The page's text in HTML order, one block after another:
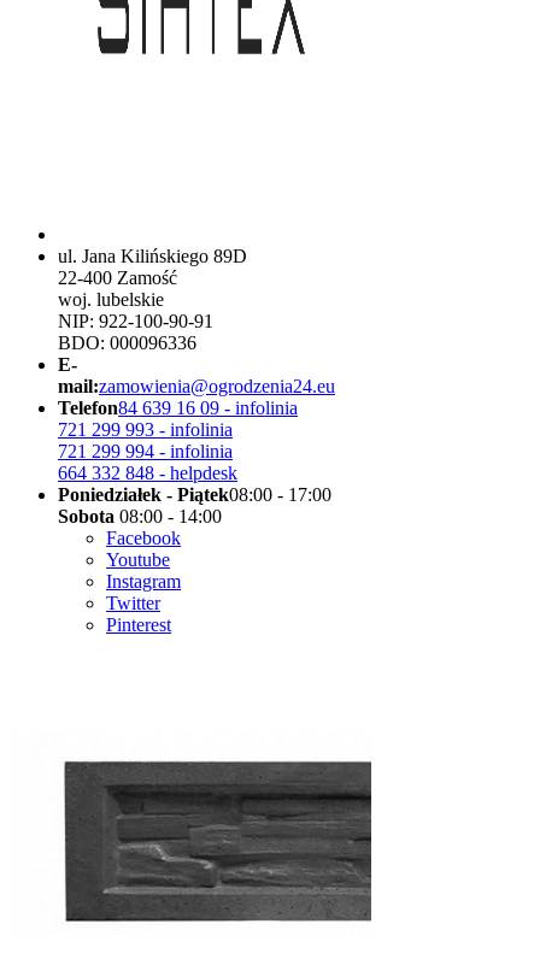
ul. Jana Kilińskiego 89D
22-400 Zamość
woj. lubelskie
NIP: 922-100-90-91
BDO: 000096336
E-
mail:zamowienia@ogrodzenia24.eu
Telefon84 639 16 09 - infolinia
721 299 993 - infolinia
721 299 994 - infolinia
664 332 848 - helpdesk
Poniedziałek - Piątek08:00 - 17:00
Sobota 08:00 - 14:00
Facebook
Youtube
Instagram
Twitter
Pinterest